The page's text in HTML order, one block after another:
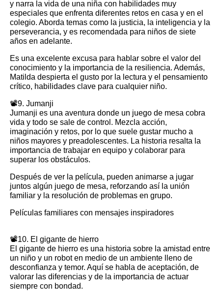
y narra la vida de una niña con habilidades muy
especiales que enfrenta diferentes retos en casa y en el
colegio. Aborda temas como la justicia, la inteligencia y la
perseverancia, y es recomendada para niños de siete
años en adelante.
Es una excelente excusa para hablar sobre el valor del
conocimiento y la importancia de la resiliencia. Además,
Matilda despierta el gusto por la lectura y el pensamiento
crítico, habilidades clave para cualquier niño.
📽️9. Jumanji
Jumanji es una aventura donde un juego de mesa cobra
vida y todo se sale de control. Mezcla acción,
imaginación y retos, por lo que suele gustar mucho a
niños mayores y preadolescentes. La historia resalta la
importancia de trabajar en equipo y colaborar para
superar los obstáculos.
Después de ver la película, pueden animarse a jugar
juntos algún juego de mesa, reforzando así la unión
familiar y la resolución de problemas en grupo.
Películas familiares con mensajes inspiradores
📽️10. El gigante de hierro
El gigante de hierro es una historia sobre la amistad entre
un niño y un robot en medio de un ambiente lleno de
desconfianza y temor. Aquí se habla de aceptación, de
valorar las diferencias y de la importancia de actuar
siempre con bondad.